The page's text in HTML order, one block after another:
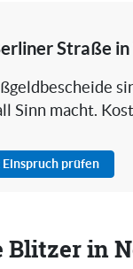
Straße
Sinn macht.
Einspruch prüfen
Blitzer in